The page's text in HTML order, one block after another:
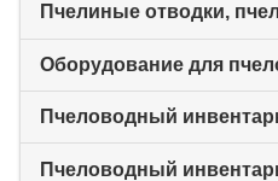
Оборудование для
Пчеловодный